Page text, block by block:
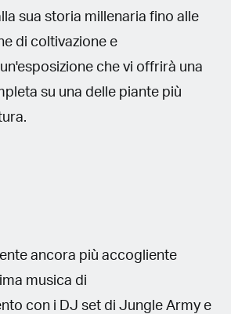
sua storia millenaria fino alle
di coltivazione e
che vi offrirà una
su una delle piante più
ancora più accogliente
musica di
con i DJ set di Jungle Army e